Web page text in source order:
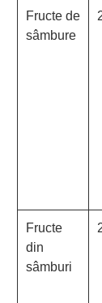
Fructe de
sâmbure
Fructe
din
sâmburi